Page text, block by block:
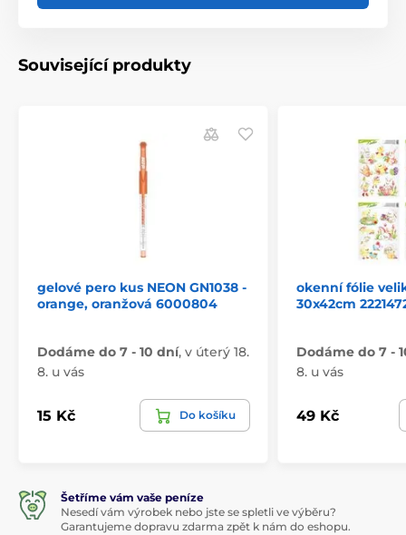
Související produkty
gelové pero kus NEON GN1038 -
orange, oranžová 6000804
Dodáme do 7 - 10 dní, v úterý 18.
8. u vás
15 Kč Do košíku
okenní fólie
30x42cm
Dodáme do 7 -
8. u vás
49 Kč
Šetříme vám vaše peníze
Nesedí vám výrobek nebo jste se spletli ve výběru?
Garantujeme dopravu zdarma zpět k nám do eshopu.